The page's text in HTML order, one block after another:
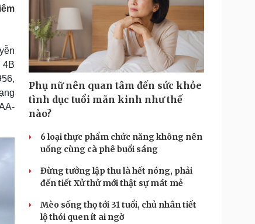
nghiệp
tin doanh nghiệp
nghiệp 24h
nhân
cộng đồng
Công nghệ
Sành điệu
Tin Công nghệ
Trải nghiệm
Chuyển đổi số
Podcast
Cửa sổ tình yêu
Kể chuyện cho bé
Hạt giống tâm hồn
4B
Phụ nữ nên quan tâm đến sức khỏe
tình dục tuổi mãn kinh như thế
nào?
6 loại thực phẩm chức năng không nên
uống cùng cà phê buổi sáng
Đừng tưởng lập thu là hết nóng, phải
đến tiết Xử thử mới thật sự mát mẻ
Mèo sống thọ tới 31 tuổi, chủ nhân tiết
lộ thói quen ít ai ngờ